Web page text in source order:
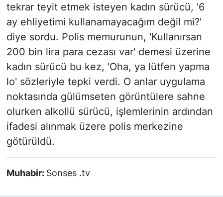
tekrar teyit etmek isteyen kadın sürücü, '6
ay ehliyetimi kullanamayacağım değil mi?'
diye sordu. Polis memurunun, 'Kullanırsan
200 bin lira para cezası var' demesi üzerine
kadın sürücü bu kez, 'Oha, ya lütfen yapma
lo' sözleriyle tepki verdi. O anlar uygulama
noktasında gülümseten görüntülere sahne
olurken alkollü sürücü, işlemlerinin ardından
ifadesi alınmak üzere polis merkezine
götürüldü.
Muhabir: Sonses .tv